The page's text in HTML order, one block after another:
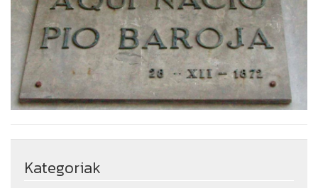
Kategoriak